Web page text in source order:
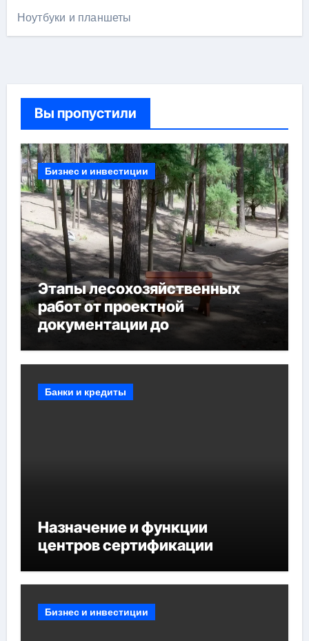
Ноутбуки и планшеты
Вы пропустили
Бизнес и инвестиции
Этапы лесохозяйственных
работ от проектной
документации до
мероприятий и обустройства
Банки и кредиты
Назначение и функции
центров сертификации
Бизнес и инвестиции